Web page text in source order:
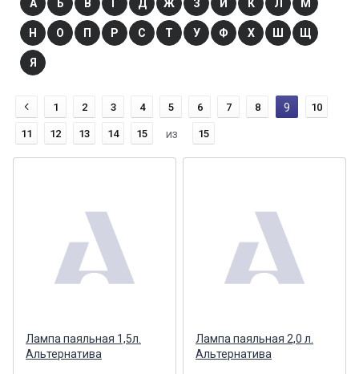
А Б В Г Д Ж З И К Л М
Н О П Р С Т У Ф Х Ш Щ
Я
1 2 3 4 5 6 7 8 9 10
11 12 13 14 15 из 15
Лампа паяльная 1,5л.
Альтернатива
Лампа паяльная 2,0 л.
Альтернатива